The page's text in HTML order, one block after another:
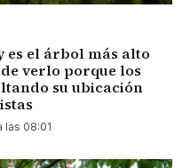
es el árbol más alto
verlo porque los
su ubicación
las 08:01